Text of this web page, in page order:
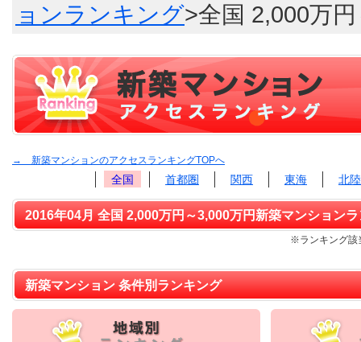
ョンランキング>全国 2,000万
→ 新築マンションのアクセスランキングTOPへ
全国 首都圏 関西 東海 北
2016年04月 全国 2,000万円～3,000万円新築マンション
※ランキング該
新築マンション 条件別ランキング